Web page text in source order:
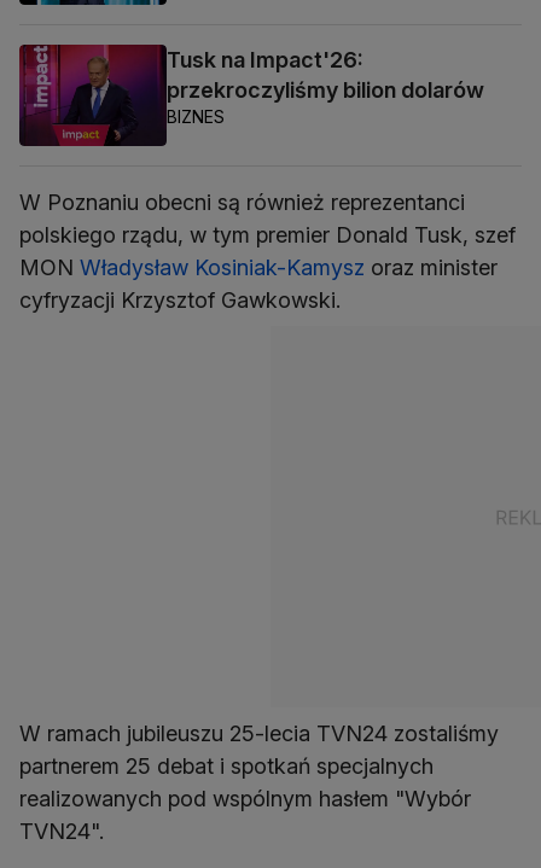
Tusk na Impact'26:
przekroczyliśmy bilion dolarów
BIZNES
W Poznaniu obecni są również reprezentanci
polskiego rządu, w tym premier Donald Tusk, szef
MON Władysław Kosiniak-Kamysz oraz minister
cyfryzacji Krzysztof Gawkowski.
W ramach jubileuszu 25-lecia TVN24 zostaliśmy
partnerem 25 debat i spotkań specjalnych
realizowanych pod wspólnym hasłem "Wybór
TVN24".